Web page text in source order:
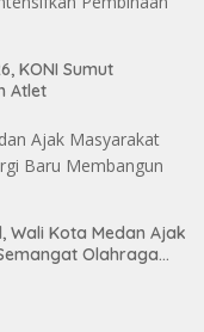
KONI Sumut
Atlet
Wali Kota Medan Ajak
Olahraga